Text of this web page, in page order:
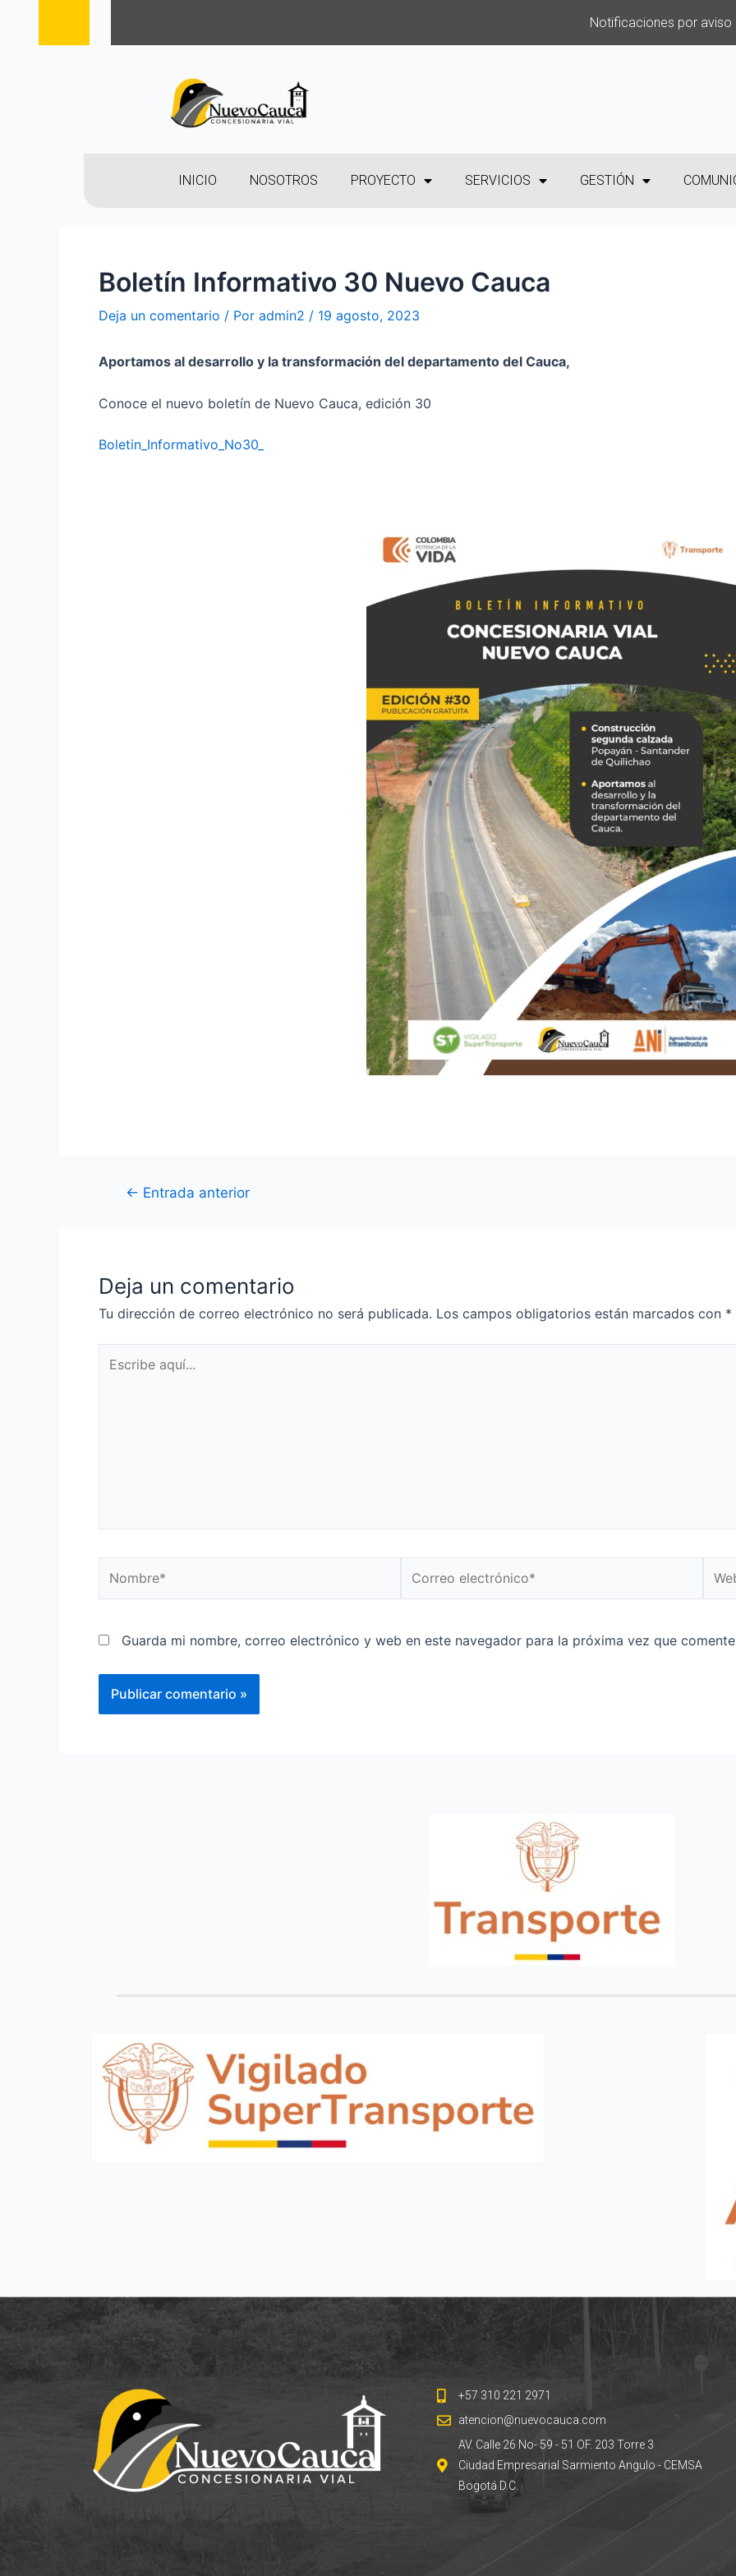
Notificaciones por aviso
INICIO NOSOTROS PROYECTO SERVICIOS GESTIÓN
Boletín Informativo 30 Nuevo Cauca
Deja un comentario / Por admin2 / 19 agosto, 2023
Aportamos al desarrollo y la transformación del departamento del Cauca,
Conoce el nuevo boletín de Nuevo Cauca, edición 30
Boletin_Informativo_No30_
← Entrada anterior
Deja un comentario
Tu dirección de correo electrónico no será publicada. Los campos obligatorios están marcados con *
Guarda mi nombre, correo electrónico y web en este navegador para la próxima vez que
+57 310 221 2971
atencion@nuevocauca.com
AV. Calle 26 No- 59 - 51 OF. 203 Torre 3
Ciudad Empresarial Sarmiento Angulo - CEMSA
Bogotá D.C.